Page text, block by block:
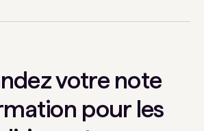
votre note
pour les